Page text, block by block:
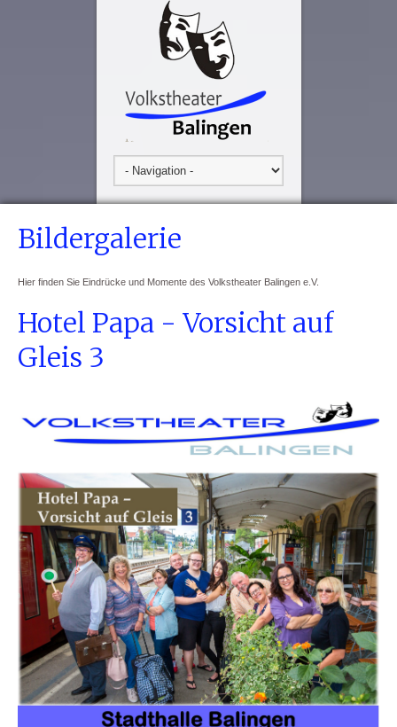
Bildergalerie
Hier finden Sie Eindrücke und Momente des Volkstheater Balingen e.V.
Hotel Papa - Vorsicht auf
Gleis 3